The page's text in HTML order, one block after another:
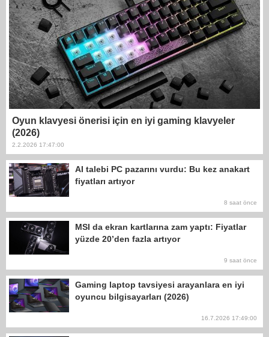
Oyun klavyesi önerisi için en iyi gaming klavyeler
(2026)
2.2.2026 17:47:00
AI talebi PC pazarını vurdu: Bu kez anakart
fiyatları artıyor
8 saat önce
MSI da ekran kartlarına zam yaptı: Fiyatlar
yüzde 20’den fazla artıyor
9 saat önce
Gaming laptop tavsiyesi arayanlara en iyi
oyuncu bilgisayarları (2026)
16.7.2026 17:49:00